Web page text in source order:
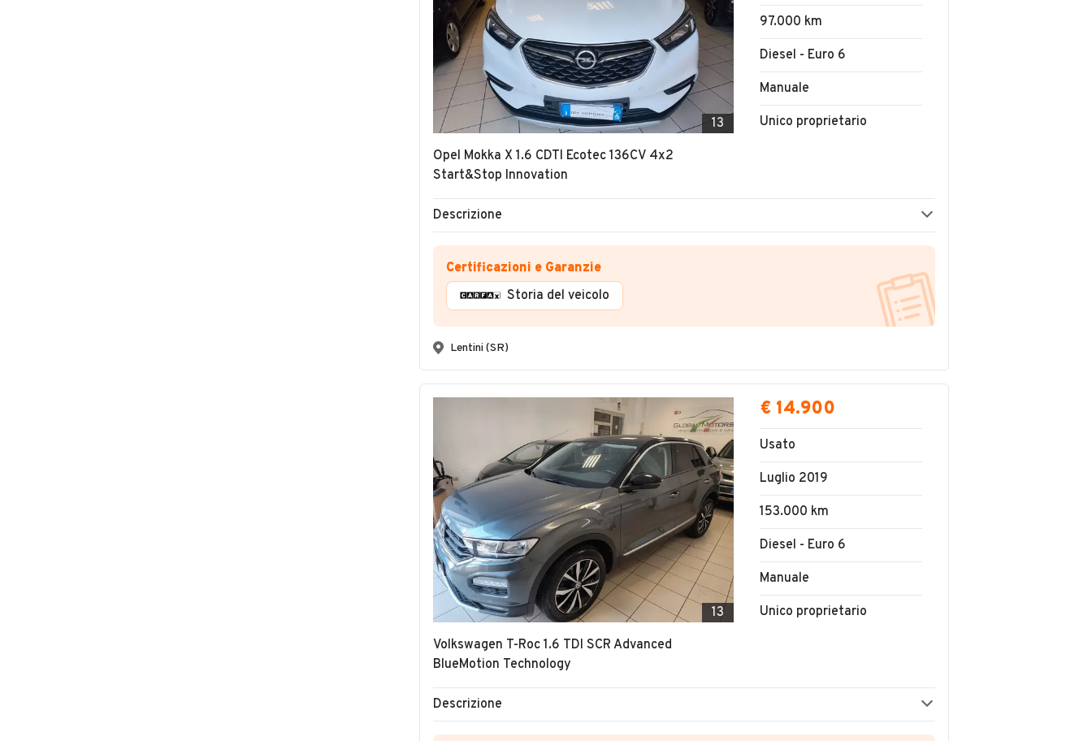
13
Opel Mokka X 1.6 CDTI Ecotec 136CV 4x2
Start&Stop Innovation
97.000 km
Diesel - Euro 6
Manuale
Unico proprietario
Descrizione
Certificazioni e Garanzie
Storia del veicolo
Lentini (SR)
13
Volkswagen T-Roc 1.6 TDI SCR Advanced
BlueMotion Technology
€ 14.900
Usato
Luglio 2019
153.000 km
Diesel - Euro 6
Manuale
Unico proprietario
Descrizione